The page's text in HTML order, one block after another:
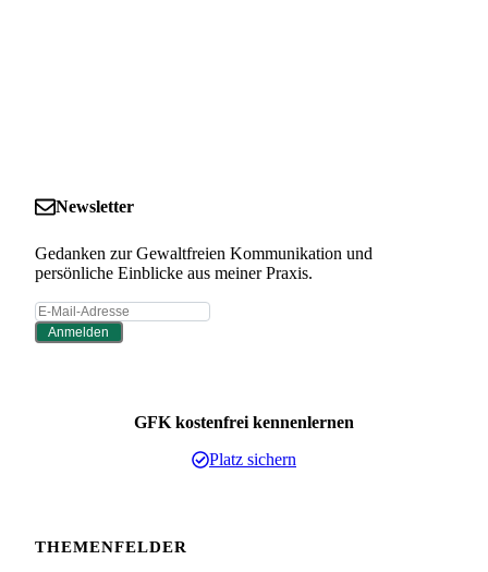
Newsletter
Gedanken zur Gewaltfreien Kommunikation und
persönliche Einblicke aus meiner Praxis.
Anmelden
GFK kostenfrei kennenlernen
Platz sichern
THEMENFELDER